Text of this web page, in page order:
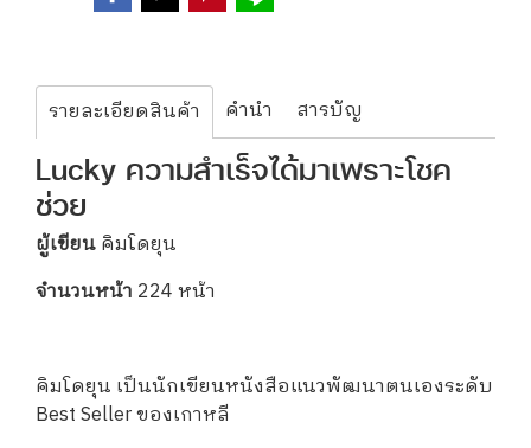
รายละเอียดสินค้า คำนำ สารบัญ
Lucky ความสำเร็จได้มาเพราะโชค
ช่วย
ผู้เขียนคิมโดยุน
จำนวนหน้า 224 หน้า
คิมโดยุน เป็นนักเขียนหนังสือแนวพัฒนาตนเองระดับ
Best Seller ของเกาหลี